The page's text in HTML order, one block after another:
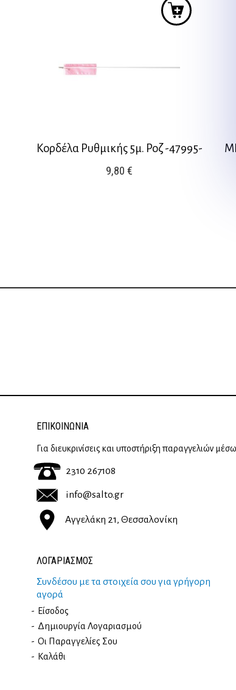
Κορδέλα Ρυθμικής 5μ. Ροζ -47995-
9,80€
ΕΠΙΚΟΙΝΩΝΊΑ
Για διευκρινίσεις και υποστήριξη παραγγελιών
2310 267108
info@salto.gr
Αγγελάκη 21, Θεσσαλονίκη
ΛΟΓΑΡΙΑΣΜΟΣ
Συνδέσου με τα στοιχεία σου για γρήγορη
αγορά
Είσοδος
Δημιουργία Λογαριασμού
Οι Παραγγελίες Σου
Καλάθι